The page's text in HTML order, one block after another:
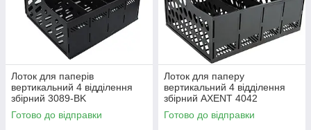
Лоток для паперів
вертикальний 4 відділення
збірний 3089-BK
Готово до відправки
Лоток для паперу
вертикальний 4 відділення
збірний AXENT 4042
Готово до відправки